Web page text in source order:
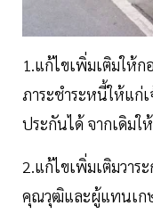
1.แก้ไขเพิ่มเติมให้
ภาระชำระหนี้ให้แก่
ประกันได้ จากเดิม
2.แก้ไขเพิ่มเติมวาร
คุณวุฒิและผู้แทนเก